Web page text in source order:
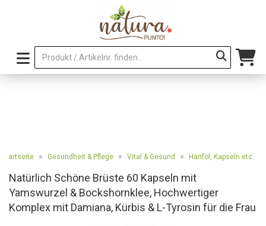
Startseite » Gesundheit & Pflege » Vital & Gesund » Hanföl, Kapseln etc.
Natürlich Schöne Brüste 60 Kapseln mit
Yamswurzel & Bockshornklee, Hochwertiger
Komplex mit Damiana, Kürbis & L-Tyrosin für die Frau